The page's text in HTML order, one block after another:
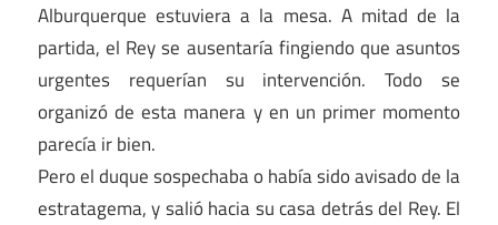
Alburquerque estuviera a la mesa. A mitad de la
partida, el Rey se ausentaría fingiendo que asuntos
urgentes requerían su intervención. Todo se
organizó de esta manera y en un primer momento
parecía ir bien.
Pero el duque sospechaba o había sido avisado de la
estratagema, y salió hacia su casa detrás del Rey. El